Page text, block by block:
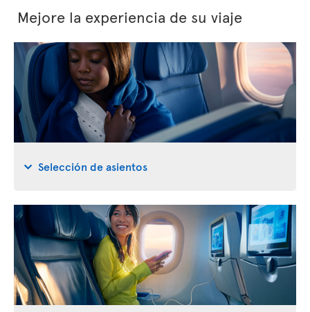
Mejore la experiencia de su viaje
Selección de asientos